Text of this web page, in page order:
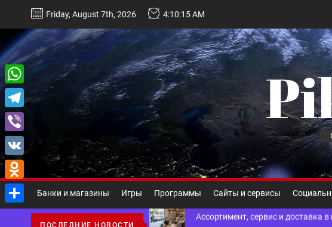
Перейти
содержимому
Friday, August 7th, 2026 4:10:16 AM
Банки и магазины Игры Программы Сайты и сервисы
ПОСЛЕДНИЕ НОВОСТИ
Некастодиальный криптокошелек:
Виды и назначение материалов для
Основы поисковой оптимизации
Ассортимент, сервис и доставка
WhatsApp
Telegram
Viber
VK
Odnoklassniki
Отправить